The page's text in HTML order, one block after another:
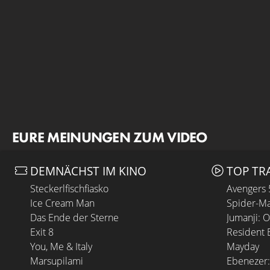
EURE MEINUNGEN ZUM VIDEO
DEMNÄCHST IM KINO
Steckerlfischfiasko
Ice Cream Man
Das Ende der Sterne
Exit 8
You, Me & Italy
Marsupilami
TOP
Avengers
Spider-
Jumanji:
Resident
Mayday